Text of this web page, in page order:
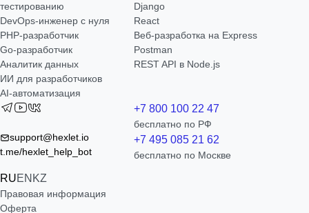
тестированию
DevOps-инженер с нуля
РНР-разработчик
Go-разработчик
Аналитик данных
ИИ для разработчиков
AI-автоматизация
Django
React
Веб-разработка на Express
Postman
REST API в Node.js
support@hexlet.io
t.me/hexlet_help_bot
RUEN KZ
+7 800 100 22 47
бесплатно по РФ
+7 495 085 21 62
бесплатно по Москве
Правовая информация
Оферта